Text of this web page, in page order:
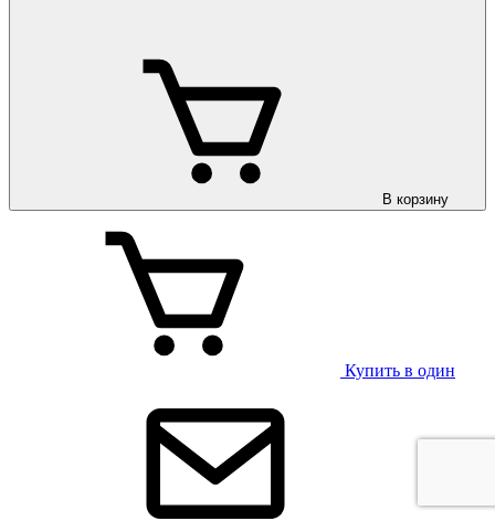
В корзину
Купить в один